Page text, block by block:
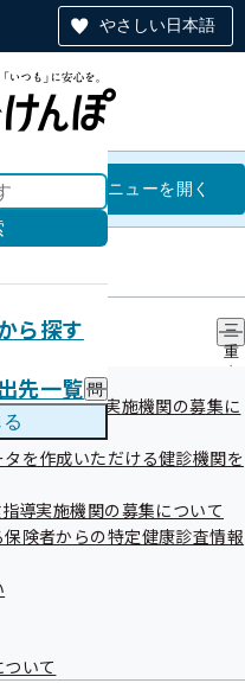
やさしい日本語
ら探す
先一覧 問
い
わ
届
出
三重支部
メニューを開く
内
三
重
の
診
健
指
限定）
ドック健診実施機関の募集に
を作成いただける健診機関を
導実施機関の募集について
険者からの特定健康診査情報
いて
度